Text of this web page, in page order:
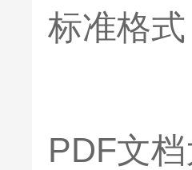
标准格式
PDF文档